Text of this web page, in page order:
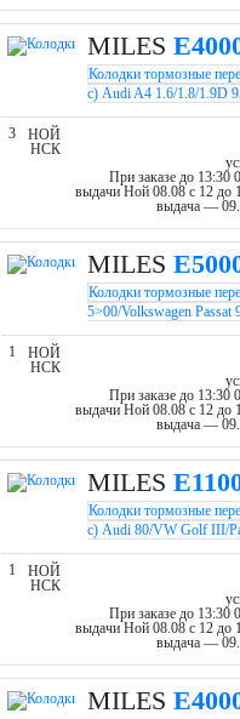
MILES
Колодки тормозные
c) Audi A4 1.6/1.8/1.9D
E400097
3
НОЙ
НСК
При заказе до 13:30
выдачи Ной 08.08 c 12 до
выдача —
MILES
Колодки тормозные
5>00/Volkswagen
1
НОЙ
НСК
При заказе до 13:30
выдачи Ной 08.08 c 12 до
выдача —
MILES
Колодки тормозные
c) Audi 80/VW Golf III/
DB430) E110065
1
НОЙ
НСК
При заказе до 13:30
выдачи Ной 08.08 c 12 до
выдача —
MILES